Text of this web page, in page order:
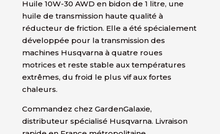
Huile 10W-30 AWD en bidon de 1 litre, une
huile de transmission haute qualité à
réducteur de friction. Elle a été spécialement
développée pour la transmission des
machines Husqvarna à quatre roues
motrices et reste stable aux températures
extrêmes, du froid le plus vif aux fortes
chaleurs.
Commandez chez GardenGalaxie,
distributeur spécialisé Husqvarna. Livraison